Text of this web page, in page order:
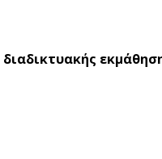
διαδικτυακής